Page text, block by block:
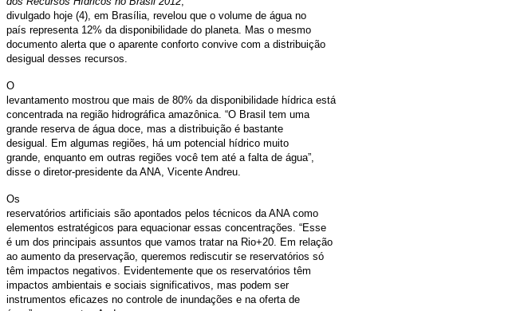
divulgado hoje (4), em Brasília, revelou que o volume de água no
país representa 12% da disponibilidade do planeta. Mas o mesmo
documento alerta que o aparente conforto convive com a distribuição
desigual desses recursos.
O
levantamento mostrou que mais de 80% da disponibilidade hídrica está
concentrada na região hidrográfica amazônica. “O Brasil tem uma
grande reserva de água doce, mas a distribuição é bastante
desigual. Em algumas regiões, há um potencial hídrico muito
grande, enquanto em outras regiões você tem até a falta de água”,
disse o diretor-presidente da ANA, Vicente Andreu.
Os
reservatórios artificiais são apontados pelos técnicos da ANA como
elementos estratégicos para equacionar essas concentrações. “Esse
é um dos principais assuntos que vamos tratar na Rio+20. Em relação
ao aumento da preservação, queremos rediscutir se reservatórios só
têm impactos negativos. Evidentemente que os reservatórios têm
impactos ambientais e sociais significativos, mas podem ser
instrumentos eficazes no controle de inundações e na oferta de